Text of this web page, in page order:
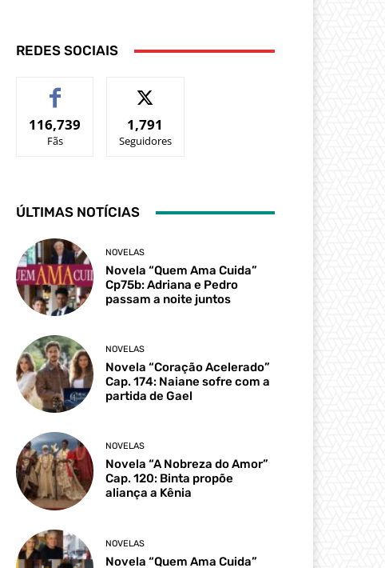
REDES SOCIAIS
116,739
Fãs
1,791
Seguidores
ÚLTIMAS NOTÍCIAS
NOVELAS
Novela “Quem Ama Cuida”
Cp75b: Adriana e Pedro
passam a noite juntos
NOVELAS
Novela “Coração Acelerado”
Cap. 174: Naiane sofre com a
partida de Gael
NOVELAS
Novela “A Nobreza do Amor”
Cap. 120: Binta propõe
aliança a Kênia
NOVELAS
Novela “Quem Ama Cuida”